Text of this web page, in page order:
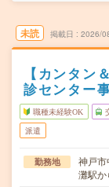
未読 掲載日 2026/
【カンタン
診センター
職種未経験OK
派遣
勤務地
神戸
灘駅